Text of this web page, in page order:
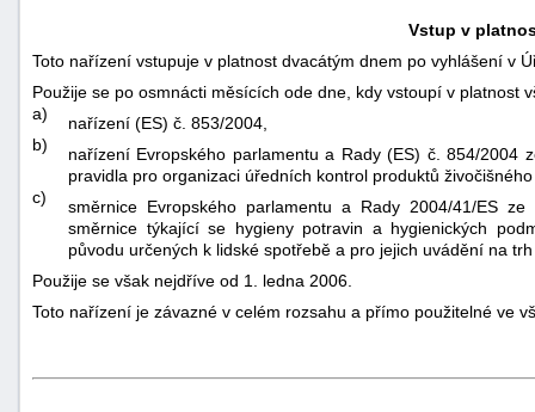
Vstup v
Toto nařízení vstupuje v platnost dvacátým dnem po vyhlášení v
Použije se po osmnácti měsících ode dne, kdy vstoupí v platnost
a)
nařízení (ES) č. 853/2004,
b)
nařízení Evropského parlamentu a Rady (ES) č. 854/2004
pravidla pro organizaci úředních kontrol produktů
c)
směrnice Evropského parlamentu a Rady 2004/41/ES
směrnice týkající se hygieny potravin a hygienických
původu určených k lidské spotřebě a pro jejich uvádění na
Použije se však nejdříve od 1. ledna 2006.
Toto nařízení je závazné v celém rozsahu a přímo použitelné ve